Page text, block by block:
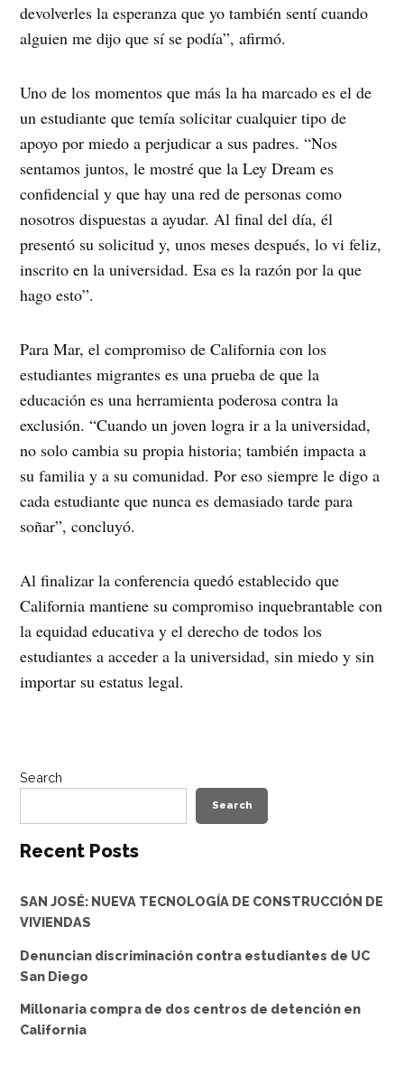
devolverles la esperanza que yo también sentí cuando
alguien me dijo que sí se podía”, afirmó.
Uno de los momentos que más la ha marcado es el de
un estudiante que temía solicitar cualquier tipo de
apoyo por miedo a perjudicar a sus padres. “Nos
sentamos juntos, le mostré que la Ley Dream es
confidencial y que hay una red de personas como
nosotros dispuestas a ayudar. Al final del día, él
presentó su solicitud y, unos meses después, lo vi feliz,
inscrito en la universidad. Esa es la razón por la que
hago esto”.
Para Mar, el compromiso de California con los
estudiantes migrantes es una prueba de que la
educación es una herramienta poderosa contra la
exclusión. “Cuando un joven logra ir a la universidad,
no solo cambia su propia historia; también impacta a
su familia y a su comunidad. Por eso siempre le digo a
cada estudiante que nunca es demasiado tarde para
soñar”, concluyó.
Al finalizar la conferencia quedó establecido que
California mantiene su compromiso inquebrantable con
la equidad educativa y el derecho de todos los
estudiantes a acceder a la universidad, sin miedo y sin
importar su estatus legal.
Search
Search
Recent Posts
SAN JOSÉ: NUEVA TECNOLOGÍA DE CONSTRUCCIÓN DE
VIVIENDAS
Denuncian discriminación contra estudiantes de UC
San Diego
Millonaria compra de dos centros de detención en
California